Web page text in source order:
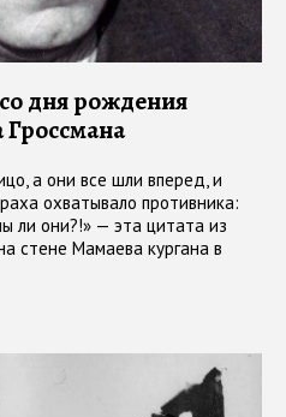
дня рождения
а они все шли вперед, и
охватывало противника:
ли они?!» — эта цитата из
стене Мамаева кургана в